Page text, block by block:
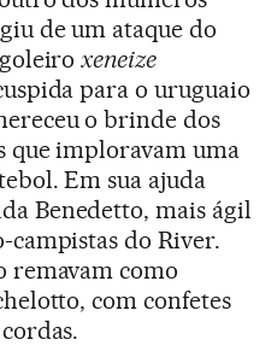
de um ataque do
goleiroxeneize
para o uruguaio
o brinde dos
que imploravam uma
Em sua ajuda
Benedetto, mais ágil
do River.
remavam como
com confetes